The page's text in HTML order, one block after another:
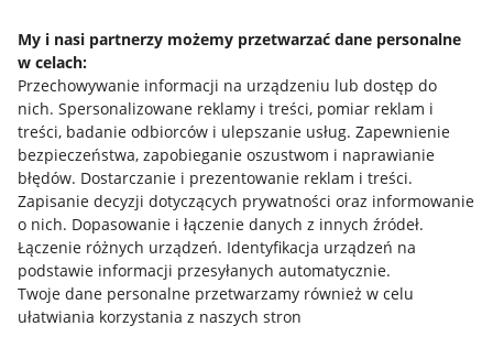
My i nasi partnerzy możemy przetwarzać dane personalne
w celach:
Przechowywanie informacji na urządzeniu lub dostęp do
nich. Spersonalizowane reklamy i treści, pomiar reklam i
treści, badanie odbiorców i ulepszanie usług. Zapewnienie
bezpieczeństwa, zapobieganie oszustwom i naprawianie
błędów. Dostarczanie i prezentowanie reklam i treści.
Zapisanie decyzji dotyczących prywatności oraz informowanie
o nich. Dopasowanie i łączenie danych z innych źródeł.
Łączenie różnych urządzeń. Identyfikacja urządzeń na
podstawie informacji przesyłanych automatycznie.
Twoje dane personalne przetwarzamy również w celu
ułatwiania korzystania z naszych stron
Mapa miejscowości
Informacje prawne
Regulamin
Polityka plików "cookies"
Ustawienia plików "cookies"
Udostępnianie lokalizacji
Informacje dla Aktu o Usługach Cyfrowych